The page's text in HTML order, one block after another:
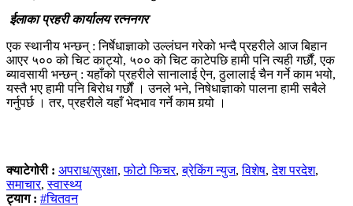
ईलाका प्रहरी कार्यालय रत्ननगर
एक स्थानीय भन्छन् : निर्षेधाज्ञाको उल्लंघन गरेको भन्दै प्रहरीले आज बिहान
आएर ५०० को चिट काट्यो, ५०० को चिट काटेपछि हामी पनि त्यही गर्छौं, एक
ब्यावसायी भन्छन् : यहाँको प्रहरीले सानालाई ऐन, ठुलालाई चैन गर्ने काम भयो,
यस्तै भए हामी पनि बिरोध गर्छौं । उनले भने, निषेधाज्ञाको पालना हामी सबैले
गर्नुपर्छ । तर, प्रहरीले यहाँ भेदभाव गर्ने काम गर्‍यो ।
क्याटेगोरी : अपराध/सुरक्षा,फोटो फिचर,ब्रेकिंग न्युज,विशेष,देश परदेश,
समाचार,स्वास्थ्य
ट्याग : #चितवन